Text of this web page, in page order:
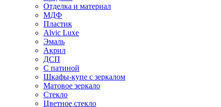
Отделка и материал
МДФ
Пластик
Alvic Luxe
Эмаль
Акрил
ДСП
С патиной
Шкафы-купе с зеркалом
Матовое зеркало
Стекло
Цветное стекло